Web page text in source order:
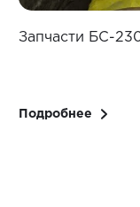
Запчасти БС-
Подробнее